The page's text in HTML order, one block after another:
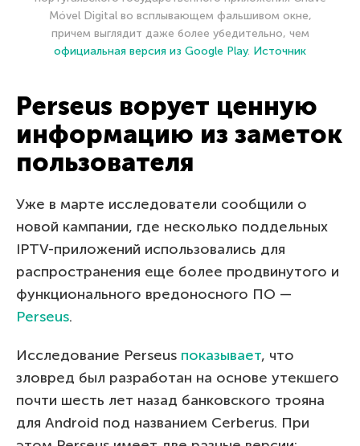
Móvel Digital во всплывающем фальшивом окне,
причем выглядит даже более убедительно, чем
официальная версия из Google Play. Источник
Perseus ворует ценную
информацию из заметок
пользователя
Уже в марте исследователи сообщили о
новой кампании, где несколько поддельных
IPTV-приложений использовались для
распространения еще более продвинутого и
функционального вредоносного ПО —
Perseus.
Исследование Perseus показывает, что
зловред был разработан на основе утекшего
почти шесть лет назад банковского трояна
для Android под названием Cerberus. При